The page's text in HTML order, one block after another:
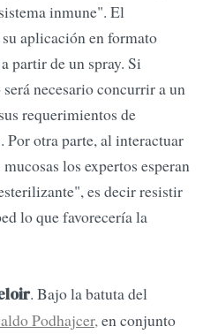
inmune". El
aplicación en formato
partir de un spray. Si
necesario concurrir a un
requerimientos de
Por otra parte, al interactuar
los expertos esperan
es decir resistir
lo que favorecería la
. Bajo la batuta del
Podhajcer,en conjunto